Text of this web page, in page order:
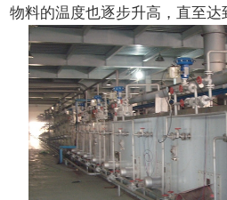
物料的温度也逐步升高，直至达